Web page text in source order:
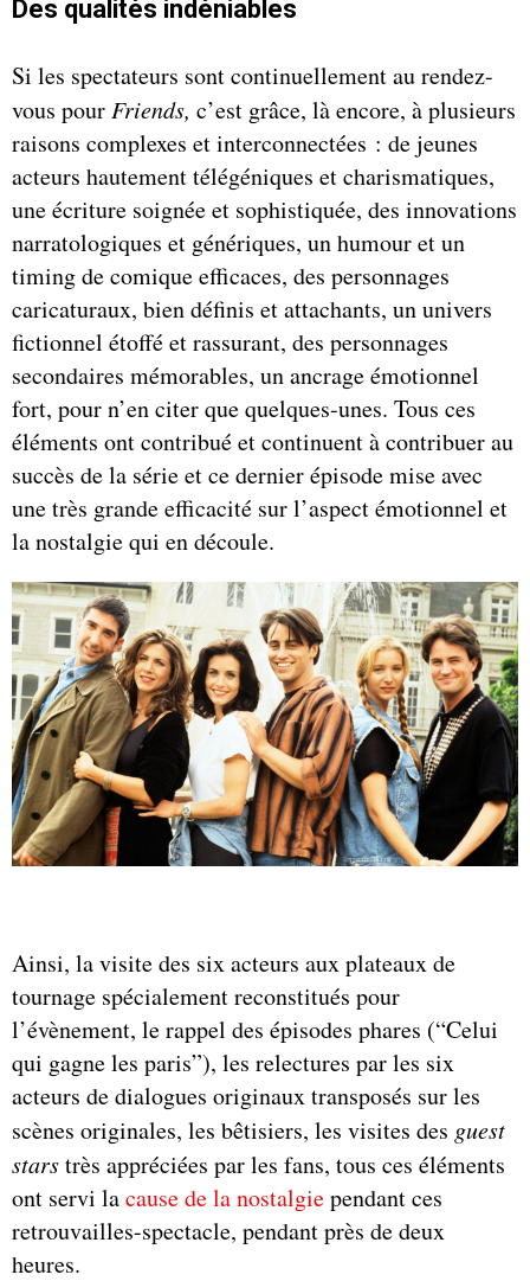
Des qualités indéniables
Si les spectateurs sont continuellement au rendez-
vous pour Friends, c’est grâce, là encore, à plusieurs
raisons complexes et interconnectées : de jeunes
acteurs hautement télégéniques et charismatiques,
une écriture soignée et sophistiquée, des innovations
narratologiques et génériques, un humour et un
timing de comique efficaces, des personnages
caricaturaux, bien définis et attachants, un univers
fictionnel étoffé et rassurant, des personnages
secondaires mémorables, un ancrage émotionnel
fort, pour n’en citer que quelques-unes. Tous ces
éléments ont contribué et continuent à contribuer au
succès de la série et ce dernier épisode mise avec
une très grande efficacité sur l’aspect émotionnel et
la nostalgie qui en découle.
Ainsi, la visite des six acteurs aux plateaux de
tournage spécialement reconstitués pour
l’évènement, le rappel des épisodes phares (“Celui
qui gagne les paris”), les relectures par les six
acteurs de dialogues originaux transposés sur les
scènes originales, les bêtisiers, les visites des guest
starstrès appréciées par les fans, tous ces éléments
ont servi lacause de la nostalgiependant ces
retrouvailles-spectacle, pendant près de deux
heures.